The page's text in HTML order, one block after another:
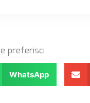
preferisci.
WhatsApp